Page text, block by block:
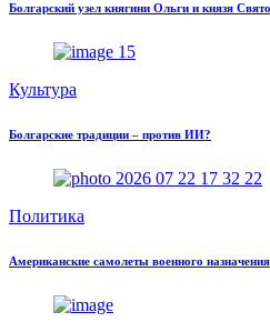
Болгарский узел княгини Ольги и князя
Культура
Болгарские традиции – против ИИ?
Политика
Американские самолеты военного